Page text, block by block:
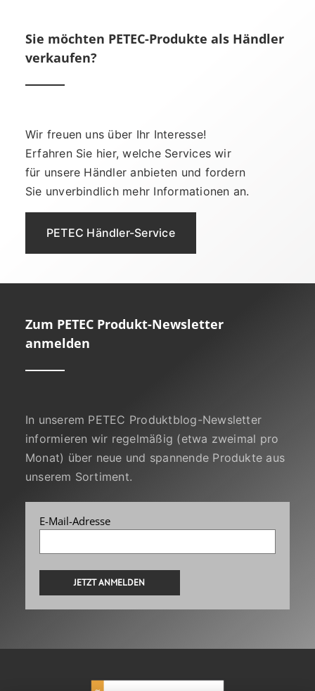
Sie möchten PETEC-Produkte als Händler
verkaufen?
Wir freuen uns über Ihr Interesse!
Erfahren Sie hier, welche Services wir
für unsere Händler anbieten und fordern
Sie unverbindlich mehr Informationen an.
PETEC Händler-Service
Zum PETEC Produkt-Newsletter
anmelden
In unserem PETEC Produktblog-Newsletter
informieren wir regelmäßig (etwa zweimal pro
Monat) über neue und spannende Produkte aus
unserem Sortiment.
E-Mail-Adresse